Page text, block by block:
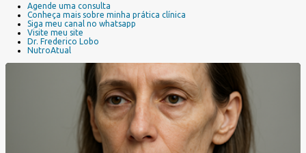
g
Agende uma consulta
Conheça mais sobre minha prática clínica
Siga meu canal no whatsapp
Visite meu site
Dr. Frederico Lobo
NutroAtual